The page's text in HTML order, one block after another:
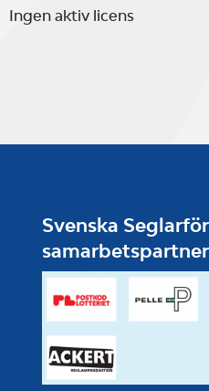
Ingen aktiv licens
Svenska
samarbetspartner